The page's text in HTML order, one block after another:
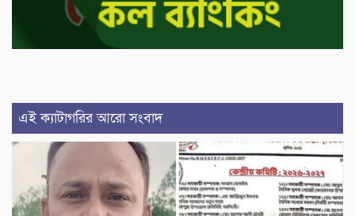
এই ক্যাটাগরির আরো সংবাদ